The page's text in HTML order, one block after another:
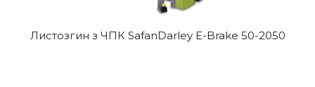
Листозгин з ЧПК SafanDarley E-Brake 50-2050